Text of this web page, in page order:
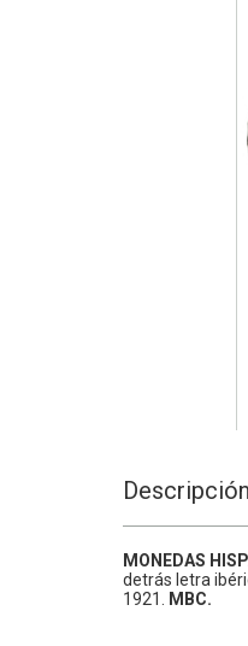
MONEDAS
detrás letra
1921. MBC.